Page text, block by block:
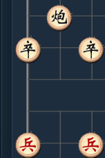
5. 炮八进二
.....车１进１
6. 车九进一
.....车１平４
7. 马七进六
8. 炮五平六
.....车４平６
9. 相七进五